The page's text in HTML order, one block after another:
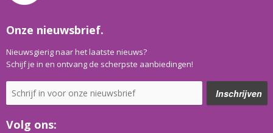
Onze nieuwsbrief.
Nieuwsgierig naar het laatste nieuws?
Schijf je in en ontvang de scherpste aanbiedingen!
Volg ons: